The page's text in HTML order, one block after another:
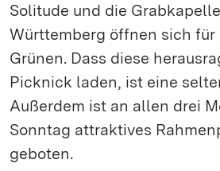
Solitude und die
Württemberg öffnen sich für
Grünen. Dass diese
Picknick laden, ist eine
Außerdem ist an allen drei
Sonntag attraktives
geboten.